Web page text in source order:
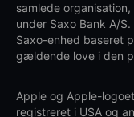
samlede
under Saxo Bank A/
Saxo-enhed baseret
gældende love i den
Apple og Apple-
registreret i USA og